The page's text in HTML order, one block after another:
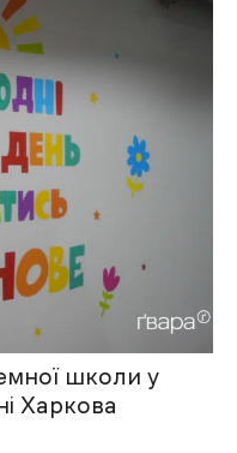
школи у
Харкова